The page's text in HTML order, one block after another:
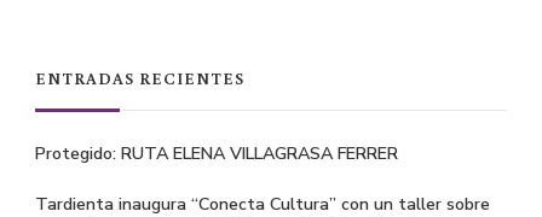
ENTRADAS RECIENTES
Protegido: RUTA ELENA VILLAGRASA FERRER
Tardienta inaugura “Conecta Cultura” con un taller sobre